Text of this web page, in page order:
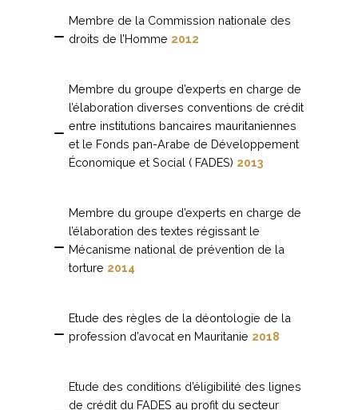
Membre de la Commission nationale des
droits de l’Homme 2012
Membre du groupe d’experts en charge de
l’élaboration diverses conventions de crédit
entre institutions bancaires mauritaniennes
et le Fonds pan-Arabe de Développement
Économique et Social ( FADES) 2013
Membre du groupe d’experts en charge de
l’élaboration des textes régissant le
Mécanisme national de prévention de la
torture 2014
Etude des règles de la déontologie de la
profession d’avocat en Mauritanie 2018
Etude des conditions d’éligibilité des lignes
de crédit du FADES au profit du secteur